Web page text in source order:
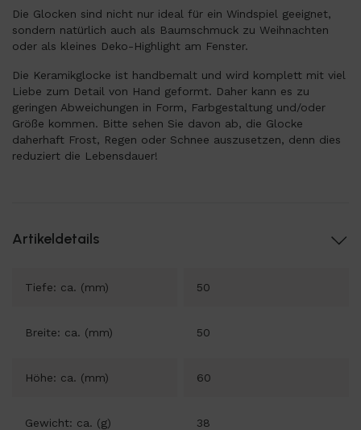
Die Glocken sind nicht nur ideal für ein Windspiel geeignet,
sondern natürlich auch als Baumschmuck zu Weihnachten
oder als kleines Deko-Highlight am Fenster.
Die Keramikglocke ist handbemalt und wird komplett mit viel
Liebe zum Detail von Hand geformt. Daher kann es zu
geringen Abweichungen in Form, Farbgestaltung und/oder
Größe kommen. Bitte sehen Sie davon ab, die Glocke
daherhaft Frost, Regen oder Schnee auszusetzen, denn dies
reduziert die Lebensdauer!
Artikeldetails
Tiefe: ca. (mm) 50
Breite: ca. (mm) 50
Höhe: ca. (mm) 60
Gewicht: ca. (g) 38